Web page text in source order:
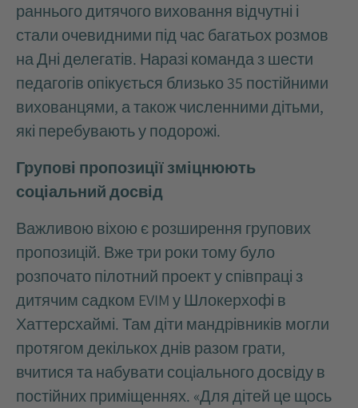
раннього дитячого виховання відчутні і
стали очевидними під час багатьох розмов
на Дні делегатів. Наразі команда з шести
педагогів опікується близько 35 постійними
вихованцями, а також численними дітьми,
які перебувають у подорожі.
Групові пропозиції зміцнюють
соціальний досвід
Важливою віхою є розширення групових
пропозицій. Вже три роки тому було
розпочато пілотний проект у співпраці з
дитячим садком EVIM у Шлокерхофі в
Хаттерсхаймі. Там діти мандрівників могли
протягом декількох днів разом грати,
вчитися та набувати соціального досвіду в
постійних приміщеннях. «Для дітей це щось